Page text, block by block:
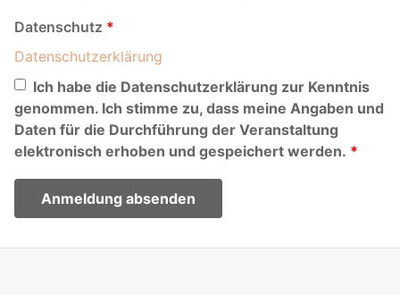
Datenschutz
Datenschutzerklärung
Ich habe die Datenschutzerklärung zur Kenntnis
genommen. Ich stimme zu, dass meine Angaben und
Daten für die Durchführung der Veranstaltung
elektronisch erhoben und gespeichert werden.
Anmeldung absenden